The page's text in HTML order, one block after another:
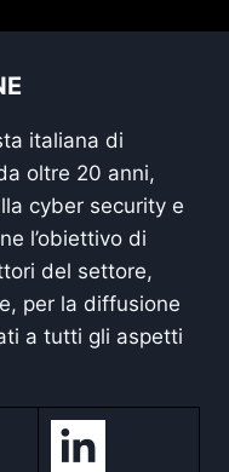
italiana di
oltre 20 anni,
cyber security e
l’obiettivo di
del settore,
per la diffusione
a tutti gli aspetti